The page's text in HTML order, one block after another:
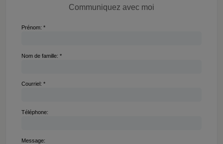
Communiquez avec moi
Prénom: *
Nom de famille: *
Courriel: *
Téléphone:
Message: